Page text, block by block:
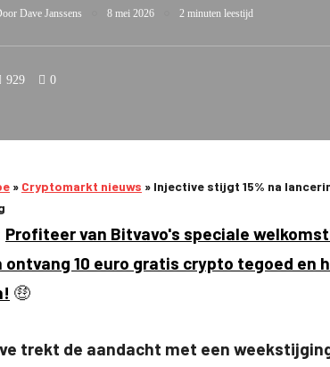
Dave Janssens 8 mei 2026 2 minuten leestijd
929 0
» Cryptomarkt nieuws » Injective stijgt 15% na
Profiteer van Bitvavo's speciale
ontvang 10 euro gratis crypto tegoed en
🤑
trekt de aandacht met een weekstijging